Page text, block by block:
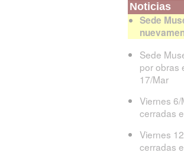
Noticias
Sede
Sede
por obras
17/Mar
Viernes
cerradas
Viernes
cerradas